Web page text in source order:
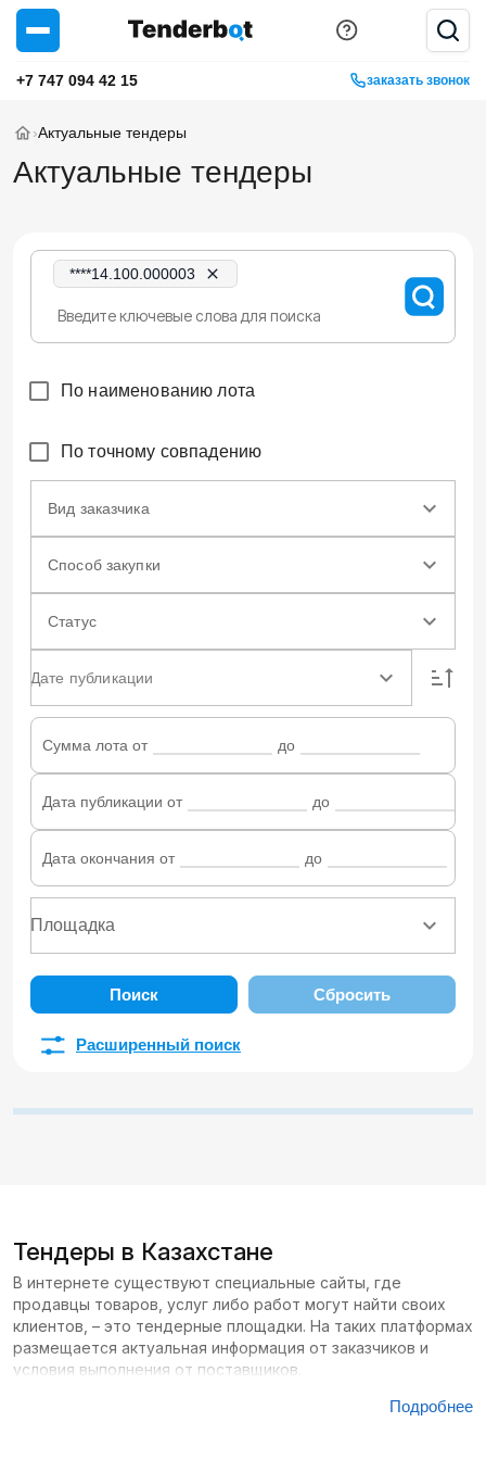
+7 747 094 42 15 заказать звонок
›Актуальные тендеры
Актуальные тендеры
****14.100.000003
По наименованию лота
По точному совпадению
Вид заказчика
Способ закупки
Статус
Дате публикации
Сумма лота от до
Дата публикации от до
Дата окончания от до
Поиск Сбросить
Расширенный поиск
Тендеры в Казахстане
В интернете существуют специальные сайты, где
продавцы товаров, услуг либо работ могут найти своих
клиентов, – это тендерные площадки. На таких платформах
размещается актуальная информация от заказчиков и
условия выполнения от поставщиков.
Подробнее